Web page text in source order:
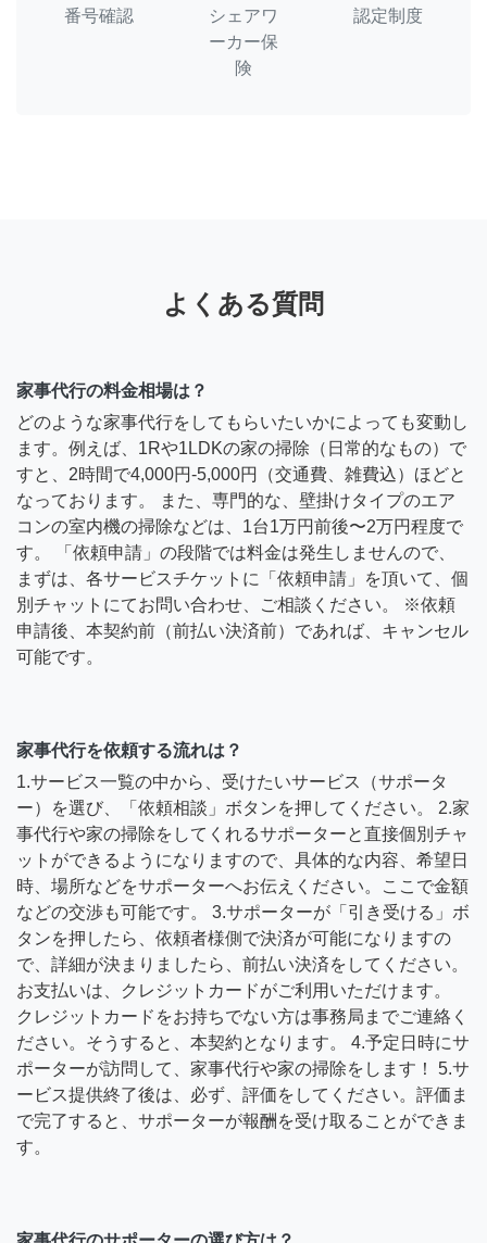
番号確認
シェアワ
ーカー保
険
認定制度
よくある質問
家事代行の料金相場は？
どのような家事代行をしてもらいたいかによっても変動し
ます。例えば、1Rや1LDKの家の掃除（日常的なもの）で
すと、2時間で4,000円-5,000円（交通費、雑費込）ほどと
なっております。 また、専門的な、壁掛けタイプのエア
コンの室内機の掃除などは、1台1万円前後〜2万円程度で
す。 「依頼申請」の段階では料金は発生しませんので、
まずは、各サービスチケットに「依頼申請」を頂いて、個
別チャットにてお問い合わせ、ご相談ください。 ※依頼
申請後、本契約前（前払い決済前）であれば、キャンセル
可能です。
家事代行を依頼する流れは？
1.サービス一覧の中から、受けたいサービス（サポータ
ー）を選び、「依頼相談」ボタンを押してください。 2.家
事代行や家の掃除をしてくれるサポーターと直接個別チャ
ットができるようになりますので、具体的な内容、希望日
時、場所などをサポーターへお伝えください。ここで金額
などの交渉も可能です。 3.サポーターが「引き受ける」ボ
タンを押したら、依頼者様側で決済が可能になりますの
で、詳細が決まりましたら、前払い決済をしてください。
お支払いは、クレジットカードがご利用いただけます。
クレジットカードをお持ちでない方は事務局までご連絡く
ださい。そうすると、本契約となります。 4.予定日時にサ
ポーターが訪問して、家事代行や家の掃除をします！ 5.サ
ービス提供終了後は、必ず、評価をしてください。評価ま
で完了すると、サポーターが報酬を受け取ることができま
す。